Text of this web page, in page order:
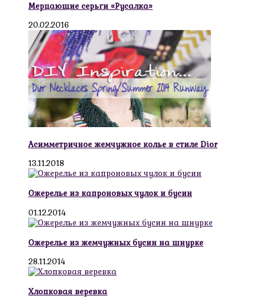
Мерцающие серьги «Русалка»
20.02.2016
Асимметричное жемчужное колье в стиле Dior
13.11.2018
Ожерелье из капроновых чулок и бусин
01.12.2014
Ожерелье из жемчужных бусин на шнурке
28.11.2014
Хлопковая веревка